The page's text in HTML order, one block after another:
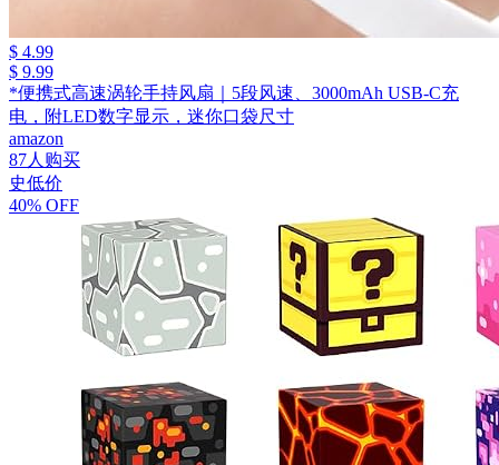
$ 4.99
$ 9.99
*便携式高速涡轮手持风扇｜5段风速、3000mAh USB-C充
电，附LED数字显示，迷你口袋尺寸
amazon
87人购买
史低价
40% OFF